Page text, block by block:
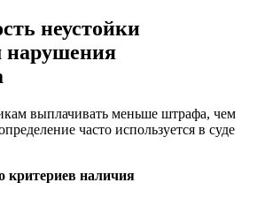
неустойки
нарушения
выплачивать меньше штрафа, чем
часто используется в суде
критериев наличия